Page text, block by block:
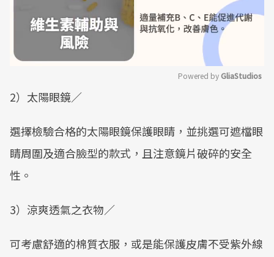
Powered by GliaStudios
2）太陽眼鏡／
選擇檢驗合格的太陽眼鏡保護眼睛，並挑選可遮檔眼
睛周圍及適合臉型的款式，且注意鏡片破碎的安全
性。
3）涼爽透氣之衣物／
可考慮舒適的棉質衣服，或是能保護皮膚不受紫外線